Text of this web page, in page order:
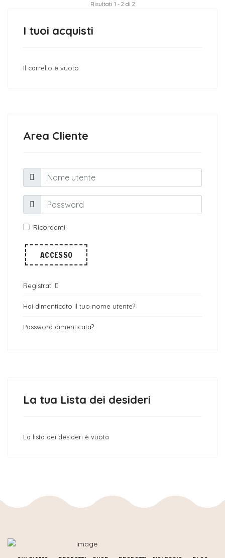
Risultati 1 - 2 di 2
I tuoi acquisti
Il carrello è vuoto
Area Cliente
Ricordami
ACCESSO
Registrati
Hai dimenticato il tuo nome utente?
Password dimenticata?
La tua Lista dei desideri
La lista dei desideri è vuota